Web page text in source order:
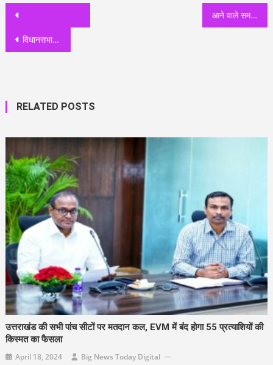
Post
navigation
विधानसभा अध्यक्ष ऋतु खंडूडी ने अधिकारियों को जमकर लगाई फटकार, पढ़े पूरा मामला….
आने वाले समय में हम उत्तराखंड को नशा मुक्त, एवं टी.बी मुक्त उत्तराखंड बनाएंगे: मुख्यमंत्री
RELATED POSTS
उत्तराखंड की सभी पांच सीटों पर मतदान कल, EVM में बंंद होगा 55 प्रत्याशियों की
किस्मत का फैसला
April 18, 2024 Big News Today Digital